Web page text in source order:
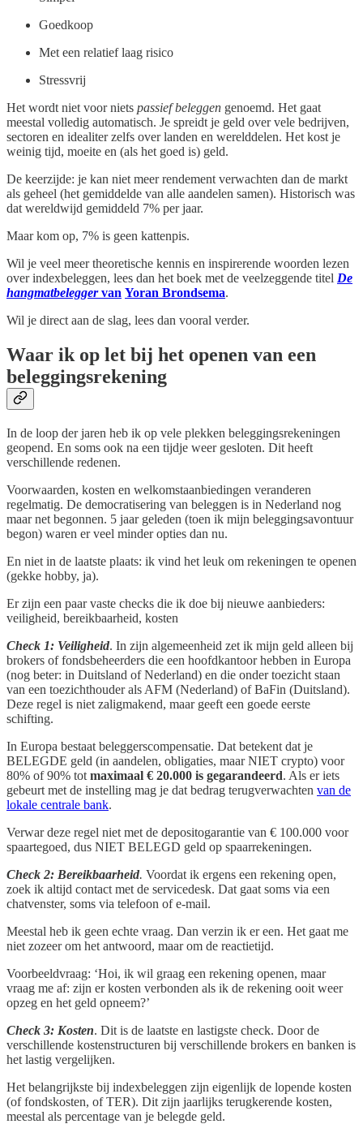
Goedkoop
Met een relatief laag risico
Stressvrij
Het wordt niet voor niets passief beleggen genoemd. Het gaat
meestal volledig automatisch. Je spreidt je geld over vele bedrijven,
sectoren en idealiter zelfs over landen en werelddelen. Het kost je
weinig tijd, moeite en (als het goed is) geld.
De keerzijde: je kan niet meer rendement verwachten dan de markt
als geheel (het gemiddelde van alle aandelen samen). Historisch was
dat wereldwijd gemiddeld 7% per jaar.
Maar kom op, 7% is geen kattenpis.
Wil je veel meer theoretische kennis en inspirerende woorden lezen
over indexbeleggen, lees dan het boek met de veelzeggende titel De
hangmatbeleggervan Yoran Brondsema.
Wil je direct aan de slag, lees dan vooral verder.
Waar ik op let bij het openen van een
beleggingsrekening
In de loop der jaren heb ik op vele plekken beleggingsrekeningen
geopend. En soms ook na een tijdje weer gesloten. Dit heeft
verschillende redenen.
Voorwaarden, kosten en welkomstaanbiedingen veranderen
regelmatig. De democratisering van beleggen is in Nederland nog
maar net begonnen. 5 jaar geleden (toen ik mijn beleggingsavontuur
begon) waren er veel minder opties dan nu.
En niet in de laatste plaats: ik vind het leuk om rekeningen te openen
(gekke hobby, ja).
Er zijn een paar vaste checks die ik doe bij nieuwe aanbieders:
veiligheid, bereikbaarheid, kosten
Check 1: Veiligheid. In zijn algemeenheid zet ik mijn geld alleen bij
brokers of fondsbeheerders die een hoofdkantoor hebben in Europa
(nog beter: in Duitsland of Nederland) en die onder toezicht staan
van een toezichthouder als AFM (Nederland) of BaFin (Duitsland).
Deze regel is niet zaligmakend, maar geeft een goede eerste
schifting.
In Europa bestaat beleggerscompensatie. Dat betekent dat je
BELEGDE geld (in aandelen, obligaties, maar NIET crypto) voor
80% of 90% tot maximaal € 20.000 is gegarandeerd. Als er iets
gebeurt met de instelling mag je dat bedrag terugverwachten van de
lokale centrale bank.
Verwar deze regel niet met de depositogarantie van € 100.000 voor
spaartegoed, dus NIET BELEGD geld op spaarrekeningen.
Check 2: Bereikbaarheid. Voordat ik ergens een rekening open,
zoek ik altijd contact met de servicedesk. Dat gaat soms via een
chatvenster, soms via telefoon of e-mail.
Meestal heb ik geen echte vraag. Dan verzin ik er een. Het gaat me
niet zozeer om het antwoord, maar om de reactietijd.
Voorbeeldvraag: ‘Hoi, ik wil graag een rekening openen, maar
vraag me af: zijn er kosten verbonden als ik de rekening ooit weer
opzeg en het geld opneem?’
Check 3: Kosten. Dit is de laatste en lastigste check. Door de
verschillende kostenstructuren bij verschillende brokers en banken is
het lastig vergelijken.
Het belangrijkste bij indexbeleggen zijn eigenlijk de lopende kosten
(of fondskosten, of TER). Dit zijn jaarlijks terugkerende kosten,
meestal als percentage van je belegde geld.